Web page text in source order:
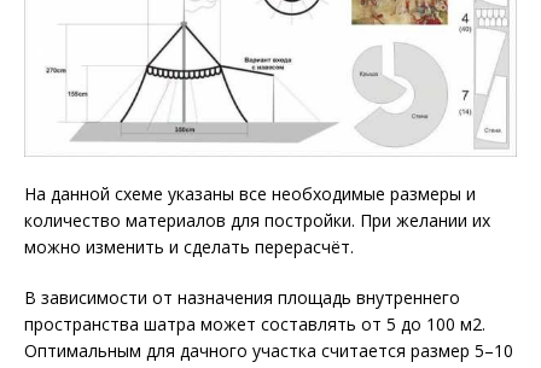
На данной схеме указаны все необходимые размеры и
количество материалов для постройки. При желании их
можно изменить и сделать перерасчёт.
В зависимости от назначения площадь внутреннего
пространства шатра может составлять от 5 до 100 м2.
Оптимальным для дачного участка считается размер 5–10